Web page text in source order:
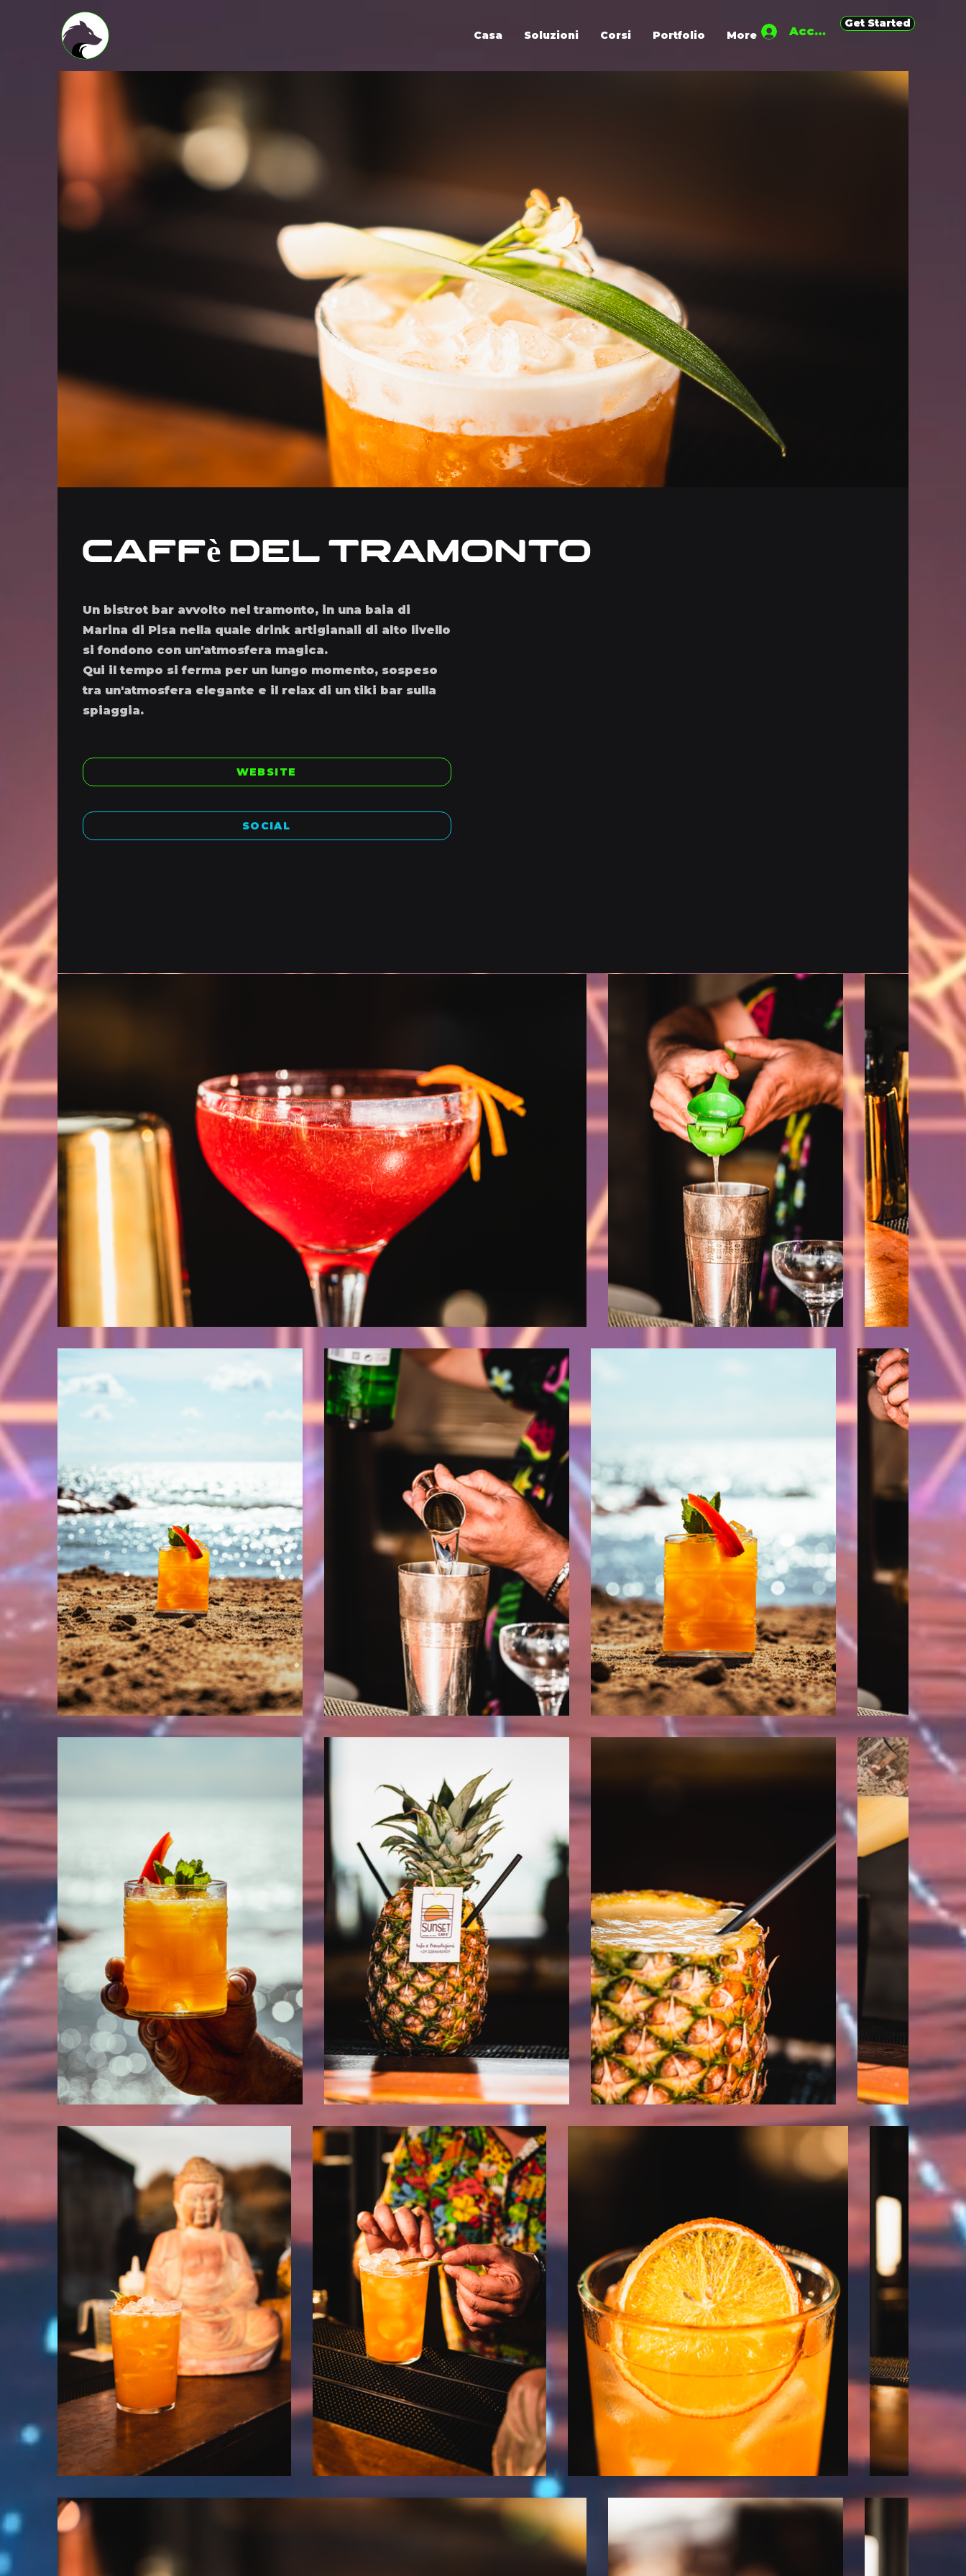
Casa Soluzioni Corsi Portfolio More Accedi
Get Started
Caffè del tramonto
Un bistrot bar avvolto nel tramonto, in una baia di
Marina di Pisa nella quale drink artigianali di alto livello
si fondono con un'atmosfera magica.
Qui il tempo si ferma per un lungo momento, sospeso
tra un'atmosfera elegante e il relax di un tiki bar sulla
spiaggia.
WEBSITE
SOCIAL